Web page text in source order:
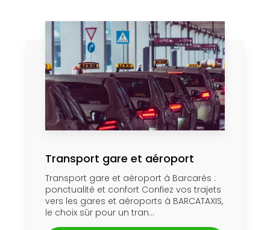
Transport gare et aéroport
Transport gare et aéroport à Barcarès :
ponctualité et confort Confiez vos trajets
vers les gares et aéroports à BARCATAXIS,
le choix sûr pour un tran...